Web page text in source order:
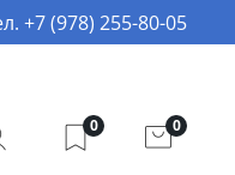
+7 (978) 255-80-05
0 0